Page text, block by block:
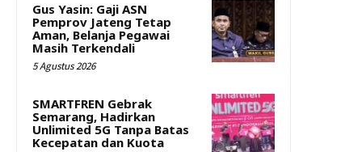
Gus Yasin: Gaji ASN
Pemprov Jateng Tetap
Aman, Belanja Pegawai
Masih Terkendali
5 Agustus 2026
SMARTFREN Gebrak
Semarang, Hadirkan
Unlimited 5G Tanpa Batas
Kecepatan dan Kuota